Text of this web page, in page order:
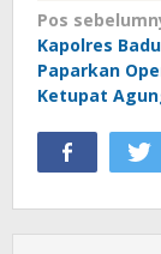
pos
Pos
Kapolres
Paparkan
Ketupat